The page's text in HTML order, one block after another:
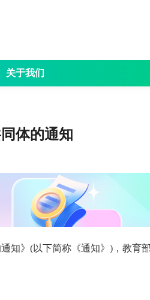
关于我们
专业目录
体的通知
知》(以下简称《通知》)，教育部